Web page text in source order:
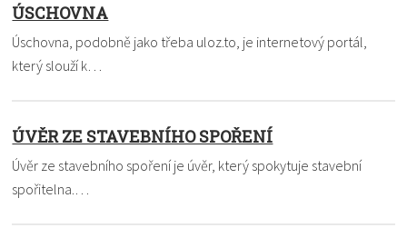
ÚSCHOVNA
Úschovna, podobně jako třeba uloz.to, je internetový portál,
který slouží k…
ÚVĚR ZE STAVEBNÍHO SPOŘENÍ
Úvěr ze stavebního spoření je úvěr, který spokytuje stavební
spořitelna.…